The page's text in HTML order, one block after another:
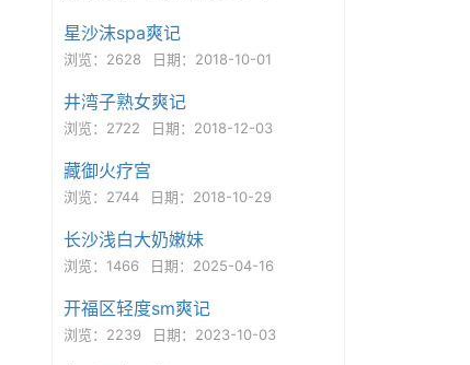
星沙沫spa爽记
浏览：2628 日期：2018-10-01
井湾子熟女爽记
浏览：2722 日期：2018-12-03
藏御火疗宫
浏览：2744 日期：2018-10-29
长沙浅白大奶嫩妹
浏览：1466 日期：2025-04-16
开福区轻度sm爽记
浏览：2239 日期：2023-10-03